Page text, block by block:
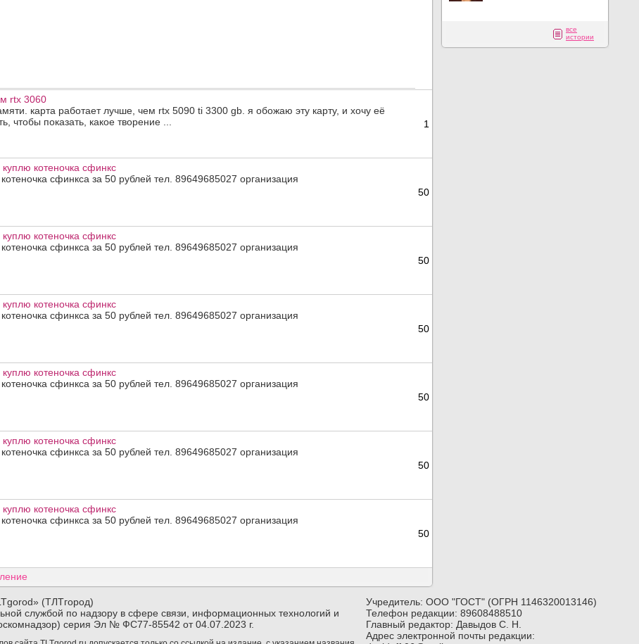
rtx 3060
карта работает лучше, чем rtx 5090 ti 3300 gb. я обожаю эту карту, и хочу её
чтобы показать, какое творение ...
1
котеночка сфинкс
сфинкса за 50 рублей тел. 89649685027 организация
50
котеночка сфинкс
сфинкса за 50 рублей тел. 89649685027 организация
50
котеночка сфинкс
сфинкса за 50 рублей тел. 89649685027 организация
50
котеночка сфинкс
сфинкса за 50 рублей тел. 89649685027 организация
50
котеночка сфинкс
сфинкса за 50 рублей тел. 89649685027 организация
50
котеночка сфинкс
сфинкса за 50 рублей тел. 89649685027 организация
50
все
истории
(ТЛТгород)
службой по надзору в сфере связи, информационных технологий и
серия Эл № ФС77-85542 от 04.07.2023 г.
Учредитель: ООО "ГОСТ" (ОГРН 1146320013146)
Телефон редакции: 89608488510
Главный редактор: Давыдов С. Н.
Адрес электронной почты редакции: